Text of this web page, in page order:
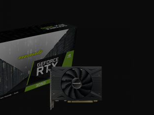
game
bộ tốc độ làm tươi của màn hình với
tượng xé hình và giật khung hình. Kết
chơi game mượt mà, phản hồi nhanh,
với các tựa game hành động và eSports.